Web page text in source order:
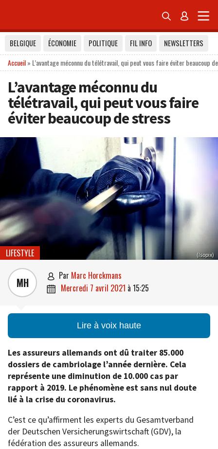
 
BELGIQUE ÉCONOMIE POLITIQUE FIL INFO
NEWSLETTERS
Accueil» L’avantage méconnu du télétravail, qui peut vous faire éviter beaucoup
L’avantage méconnu du
télétravail, qui peut vous faire
éviter beaucoup de stress
(Isopix)
LIFESTYLE
MH  par Marc Horckmans
 mercredi 7 avril 2021 à 15:25
Lire à voix haute
Les assureurs allemands ont dû traiter 85.000
dossiers de cambriolage l’année dernière. Cela
représente une diminution de 10.000 cas par
rapport à 2019. Le phénomène est sans nul doute
lié à la crise du coronavirus.
C’est ce qu’affirment les experts du Gesamtverband
der Deutschen Versicherungswirtschaft (GDV), la
fédération des assureurs allemands.